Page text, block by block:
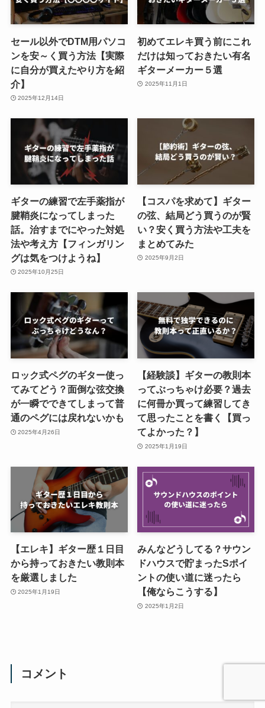
セール以外でDTM用パソコ
ンを安～く買う方法【実際
に自分が買えたやり方を紹
介】
2025年12月14日
初めてエレキ買う前にこれ
だけは知っておきたい有名
ギターメーカー５選
2025年11月1日
ギターの練習で左手薬指が
腱鞘炎になってしまった
話。治すまでにやった対処
法や考え方【フィンガリン
グは気をつけようね】
2025年10月25日
【コスパを求めて】ギター
の弦、結局どう買うのが賢
い？安く買う方法や工夫を
まとめてみた
2025年9月2日
ロック式ペグのギター使っ
てみてどう？面倒な弦交換
が一瞬でできてしまって普
通のペグには戻れないかも
2025年4月26日
【経験談】ギターの教則本
ってぶっちゃけ必要？過去
に何冊か買って練習してき
て思ったことを書く【買っ
てよかった？】
2025年1月19日
【エレキ】ギター歴１日目
から持っておきたい教則本
を厳選しました
2025年1月19日
みんなどうしてる？サウン
ドハウスで貯まったSポイ
ントの使い道に迷ったら
【俺ならこうする】
2025年1月2日
コメント